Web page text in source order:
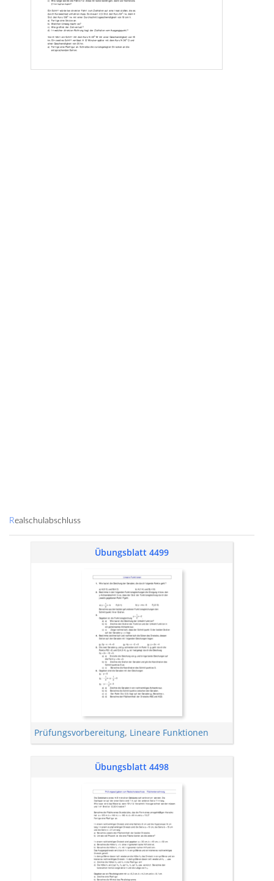
Realschulabschluss
Übungsblatt 4499
Prüfungsvorbereitung, Lineare Funktionen
Übungsblatt 4498